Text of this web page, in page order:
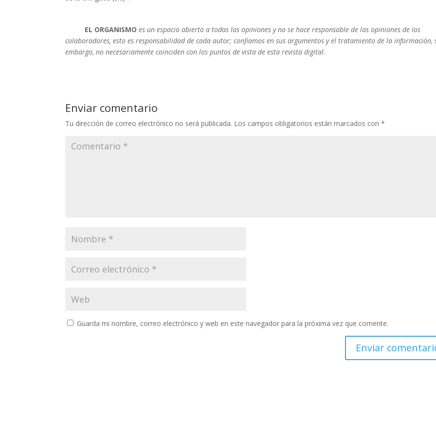
EL ORGANISMO es un espacio abierto a todas las opiniones y no se hace responsable de las opiniones de los
colaboradores, esto es responsabilidad de cada autor; confiamos en sus argumentos y el tratamiento de la información,
embargo, no necesariamente coinciden con los puntos de vista de esta revista digital.
Enviar comentario
Tu dirección de correo electrónico no será publicada. Los campos obligatorios están marcados con*
Guarda mi nombre, correo electrónico y web en este navegador para la próxima vez que comente.